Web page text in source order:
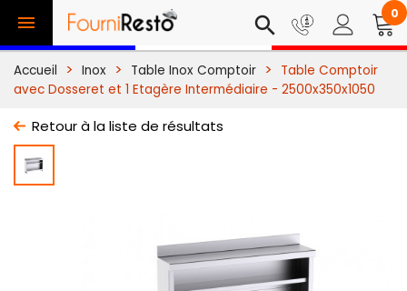
 search 0
Accueil Inox Table Inox Comptoir
Table Comptoir
avec Dosseret et 1 Etagère Intermédiaire - 2500x350x1050
Retour à la liste de résultats